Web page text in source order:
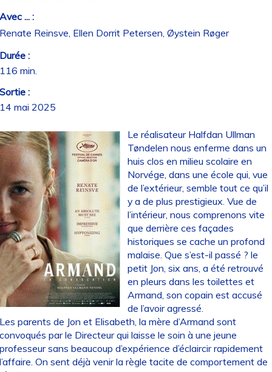
... :
Reinsve, Ellen Dorrit Petersen, Øystein Røger
:
min.
:
mai 2025
Le réalisateur Halfdan Ullman
Tøndelen nous enferme dans un
huis clos en milieu scolaire en
Norvége, dans une école qui, vue
de l’extérieur, semble tout ce qu’il
y a de plus prestigieux. Vue de
l’intérieur, nous comprenons vite
que derrière ces façades
historiques se cache un profond
malaise. Que s’est-il passé ? le
petit Jon, six ans, a été retrouvé
en pleurs dans les toilettes et
Armand, son copain est accusé
de l’avoir agressé.
parents de Jon et Elisabeth, la mère d’Armand sont
par le Directeur qui laisse le soin à une jeune
sans beaucoup d’expérience d’éclaircir rapidement
On sent déjà venir la règle tacite de comportement de